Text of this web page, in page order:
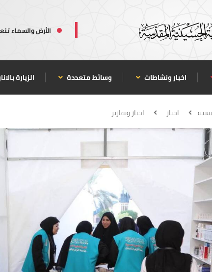
الأرض والسماء
اخبار ونشاطات وسائط متعددة الزيارة
اخبار اخبار وتقارير